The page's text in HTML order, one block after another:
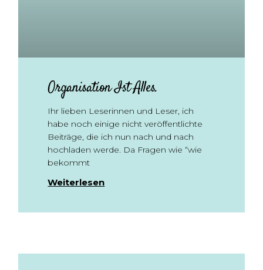
Organisation Ist Alles.
Ihr lieben Leserinnen und Leser, ich
habe noch einige nicht veröffentlichte
Beiträge, die ich nun nach und nach
hochladen werde. Da Fragen wie “wie
bekommt
Weiterlesen